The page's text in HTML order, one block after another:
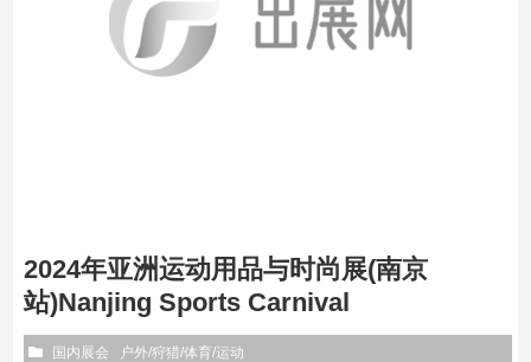
2024年亚洲运动用品与时尚展(南京
站)Nanjing Sports Carnival
国内展会 户外/狩猎/体育/运动